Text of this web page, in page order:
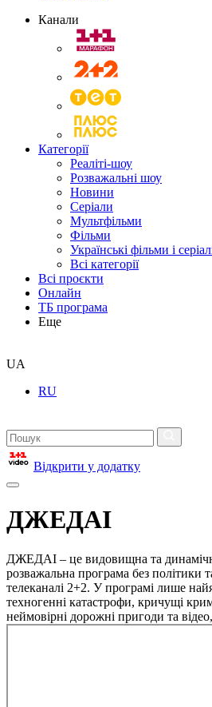
Канали
Категорії
Реаліті-шоу
Розважальні шоу
Новини
Серіали
Мультфільми
Фільми
Українські фільми і
Всі категорії
Всі проєкти
Онлайн
ТБ програма
Еще
UA
RU
Відкрити у додатку
ДЖЕДАІ
ДЖЕДАІ – це видовищна та
розважальна програма без політики
телеканалі 2+2. У програмі лише
техногенні катастрофи, кричущі
неймовірні дорожні пригоди та